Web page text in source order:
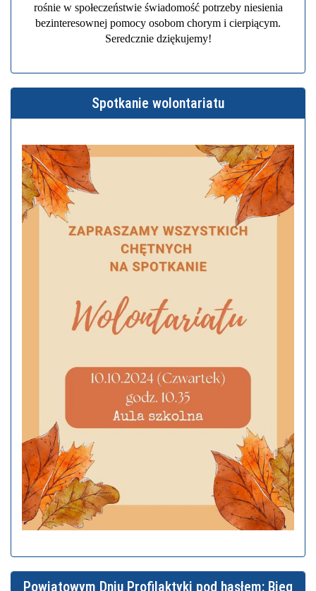
rośnie w społeczeństwie świadomość potrzeby niesienia
bezinteresownej pomocy osobom chorym i cierpiącym.
Seredcznie dziękujemy!
Spotkanie wolontariatu
Powiatowym Dniu Profilaktyki pod hasłem: Bieg